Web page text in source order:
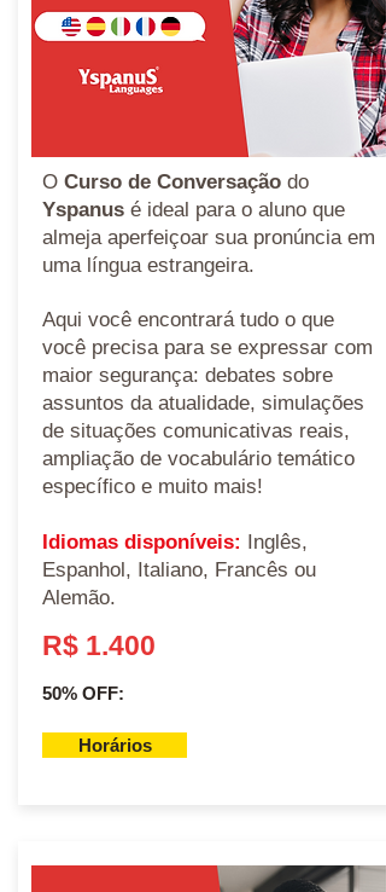
O Curso de Conversação do
Yspanus é ideal para o aluno que
almeja aperfeiçoar sua pronúncia em
uma língua estrangeira.
Aqui você encontrará tudo o que
você precisa para se expressar com
maior segurança: debates sobre
assuntos da atualidade, simulações
de situações comunicativas reais,
ampliação de vocabulário temático
específico e muito mais!
Idiomas disponíveis: Inglês,
Espanhol, Italiano, Francês ou
Alemão.
R$ 1.400
50% OFF:
Horários